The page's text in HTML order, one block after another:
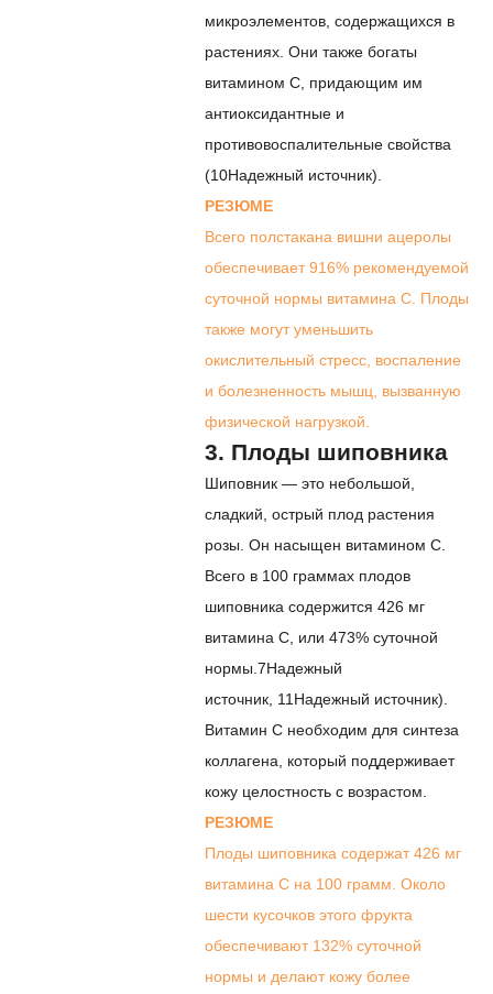
микроэлементов, содержащихся в
растениях. Они также богаты
витамином С, придающим им
антиоксидантные и
противовоспалительные свойства
(10Надежный источник).
РЕЗЮМЕ
Всего полстакана вишни ацеролы
обеспечивает 916% рекомендуемой
суточной нормы витамина С. Плоды
также могут уменьшить
окислительный стресс, воспаление
и болезненность мышц, вызванную
физической нагрузкой.
3. Плоды шиповника
Шиповник — это небольшой,
сладкий, острый плод растения
розы. Он насыщен витамином С.
Всего в 100 граммах плодов
шиповника содержится 426 мг
витамина С, или 473% суточной
нормы. 7Надежный
источник, 11 Надежный источник).
Витамин С необходим для синтеза
коллагена, который поддерживает
кожуцелостность с возрастом.
РЕЗЮМЕ
Плоды шиповника содержат 426 мг
витамина С на 100 грамм. Около
шести кусочков этого фрукта
обеспечивают 132% суточной
нормы и делают кожу более